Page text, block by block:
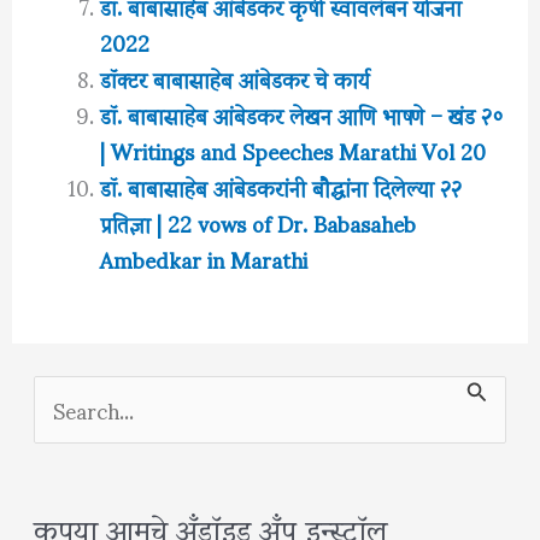
2022
डॉक्टर बाबासाहेब आंबेडकर चे कार्य
डॉ. बाबासाहेब आंबेडकर लेखन आणि भाषणे – खंड २०
| Writings and Speeches Marathi Vol 20
डॉ. बाबासाहेब आंबेडकरांनी बौद्धांना दिलेल्या २२
प्रतिज्ञा | 22 vows of Dr. Babasaheb
Ambedkar in Marathi
S
e
r